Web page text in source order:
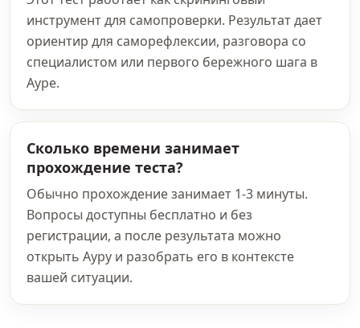
инструмент для самопроверки. Результат дает
ориентир для саморефлексии, разговора со
специалистом или первого бережного шага в
Ауре.
Сколько времени занимает
прохождение теста?
Обычно прохождение занимает 1-3 минуты.
Вопросы доступны бесплатно и без
регистрации, а после результата можно
открыть Ауру и разобрать его в контексте
вашей ситуации.